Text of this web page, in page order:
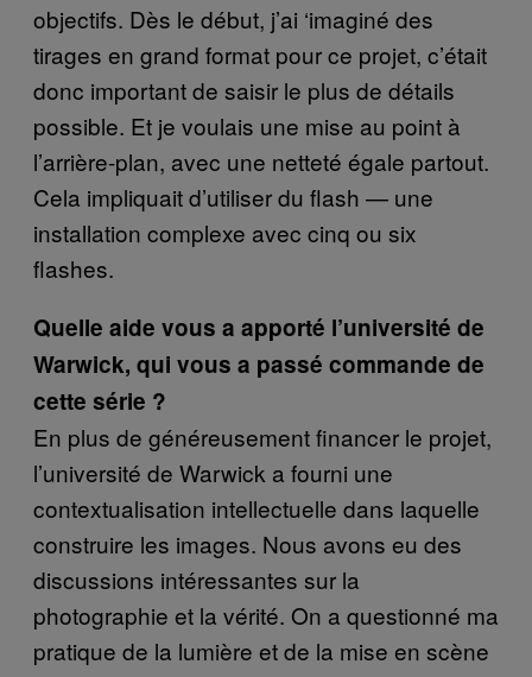
objectifs. Dès le début, j’ai ‘imaginé des
tirages en grand format pour ce projet, c’était
donc important de saisir le plus de détails
possible. Et je voulais une mise au point à
l’arrière-plan, avec une netteté égale partout.
Cela impliquait d’utiliser du flash — une
installation complexe avec cinq ou six
flashes.
Quelle aide vous a apporté l’université de
Warwick, qui vous a passé commande de
cette série ?
En plus de généreusement financer le projet,
l’université de Warwick a fourni une
contextualisation intellectuelle dans laquelle
construire les images. Nous avons eu des
discussions intéressantes sur la
photographie et la vérité. On a questionné ma
pratique de la lumière et de la mise en scène